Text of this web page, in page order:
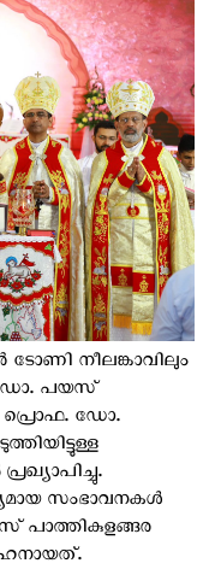
നീലങ്കാവിലും
ഡോ. പയസ്
പ്രൊഫ. ഡോ.
സംഭാവനകൾ
പാത്തികുളങ്ങര